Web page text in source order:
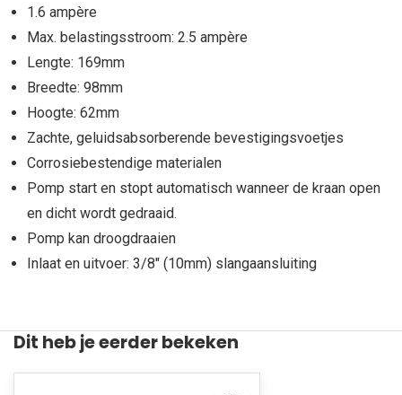
1.6 ampère
Max. belastingsstroom: 2.5 ampère
Lengte: 169mm
Breedte: 98mm
Hoogte: 62mm
Zachte, geluidsabsorberende bevestigingsvoetjes
Corrosiebestendige materialen
Pomp start en stopt automatisch wanneer de kraan open
en dicht wordt gedraaid.
Pomp kan droogdraaien
Inlaat en uitvoer: 3/8" (10mm) slangaansluiting
Dit heb je eerder bekeken